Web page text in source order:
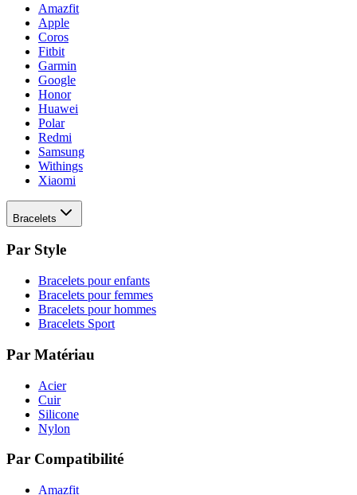
Amazfit
Apple
Coros
Fitbit
Garmin
Google
Honor
Huawei
Polar
Redmi
Samsung
Withings
Xiaomi
Bracelets
Par Style
Bracelets pour enfants
Bracelets pour femmes
Bracelets pour hommes
Bracelets Sport
Par Matériau
Acier
Cuir
Silicone
Nylon
Par Compatibilité
Amazfit